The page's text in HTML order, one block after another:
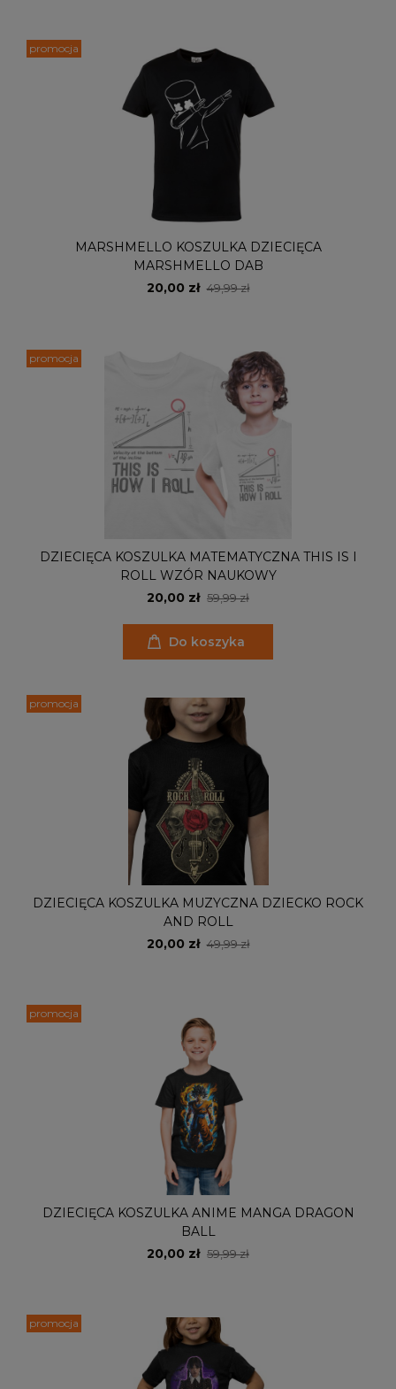
MARSHMELLO KOSZULKA DZIECIĘCA
MARSHMELLO DAB
20,00 zł 49,99 zł
promocja
DZIECIĘCA KOSZULKA MATEMATYCZNA THIS IS I
ROLL WZÓR NAUKOWY
20,00 zł 59,99 zł
Do koszyka
promocja
DZIECIĘCA KOSZULKA MUZYCZNA DZIECKO ROCK
AND ROLL
20,00 zł 49,99 zł
promocja
DZIECIĘCA KOSZULKA ANIME MANGA DRAGON
BALL
20,00 zł 59,99 zł
promocja
promocja